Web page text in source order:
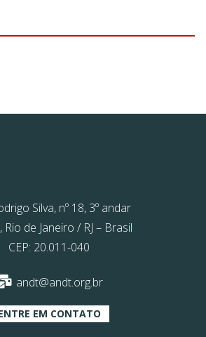
Silva, nº 18, 3º andar
Rio de Janeiro / RJ – Brasil
CEP: 20.011-040
andt@andt.org.br
EM CONTATO